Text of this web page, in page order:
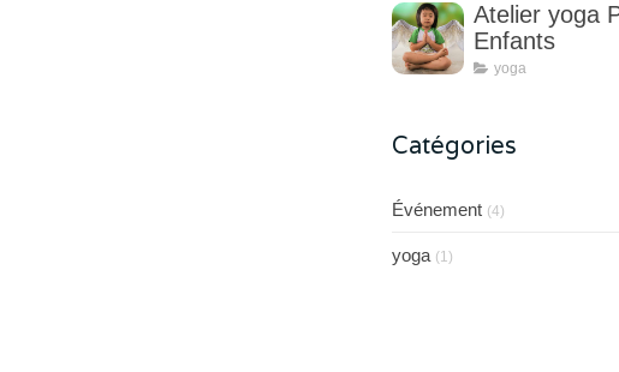
Atelier yoga
Enfants
yoga
Catégories
Événement (4)
yoga (1)